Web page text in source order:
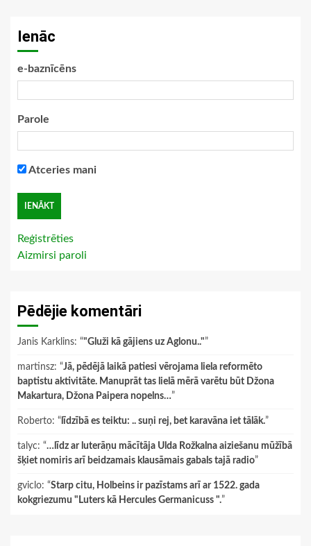
Ienāc
e-baznīcēns
Parole
Atceries mani
Reģistrēties
Aizmirsi paroli
Pēdējie komentāri
Janis Karklins: “"Gluži kā gājiens uz Aglonu.."”
martinsz: “Jā, pēdējā laikā patiesi vērojama liela reformēto
baptistu aktivitāte. Manuprāt tas lielā mērā varētu būt Džona
Makartura, Džona Paipera nopelns…”
Roberto: “ līdzībā es teiktu: .. suņi rej, bet karavāna iet tālāk.”
talyc: “…līdz ar luterāņu mācītāja Ulda Rožkalna aiziešanu mūžībā
šķiet nomiris arī beidzamais klausāmais gabals tajā radio”
gviclo: “Starp citu, Holbeins ir pazīstams arī ar 1522. gada
kokgriezumu "Luters kā Hercules Germanicuss ".”